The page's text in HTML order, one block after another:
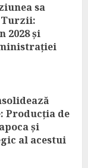
sa
Turzii:
2028 și
Producția de
și
al acestui